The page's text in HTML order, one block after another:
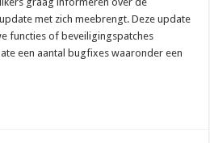
met zich meebrengt. Deze update
functies of beveiligingspatches
een aantal bugfixes waaronder een